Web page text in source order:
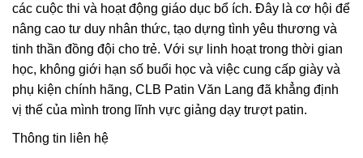
các cuộc thi và hoạt động giáo dục bổ ích. Đây là cơ hội để
nâng cao tư duy nhân thức, tạo dựng tình yêu thương và
tinh thần đồng đội cho trẻ. Với sự linh hoạt trong thời gian
học, không giới hạn số buổi học và việc cung cấp giày và
phụ kiện chính hãng, CLB Patin Văn Lang đã khẳng định
vị thế của mình trong lĩnh vực giảng dạy trượt patin.
Thông tin liên hệ